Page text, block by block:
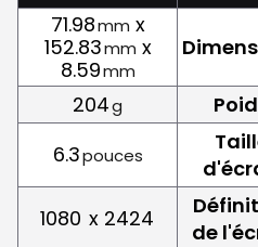
71.98mm x
152.83mm x
8.59mm
204g
6.3pouces
1080 x 2424
de